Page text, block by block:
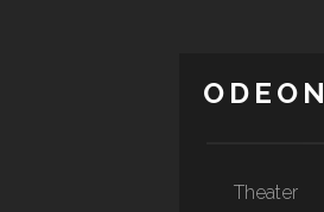
ODEON
Theater